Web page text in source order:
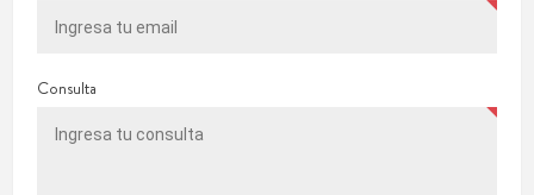
Consulta